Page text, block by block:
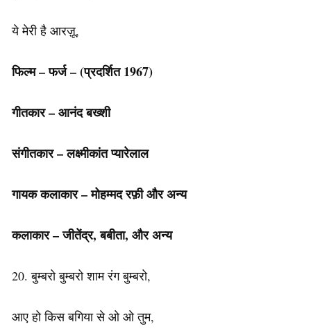
ये मेरी है आरज़ू,
फिल्म – फर्ज – (प्रदर्शित 1967)
गीतकार – आनंद बख्शी
संगीतकार – लक्ष्मीकांत प्यारेलाल
गायक कलाकार – मोहम्मद रफ़ीऔर अन्य
कलाकार – जीतेंद्र, बबीता, और अन्य
20. बुम्बरो बुम्बरो शाम रंग बुम्बरो,
आए हो किस बगिया से ओ ओ तुम,